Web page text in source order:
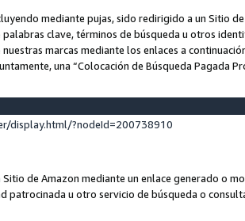
mediante pujas, sido redirigido a un Sitio
clave, términos de búsqueda u otros
marcas mediante los enlaces a
una “Colocación de Búsqueda Pagada
display.html/?nodeId=200738910
de Amazon mediante un enlace generado o
u otro servicio de búsqueda o